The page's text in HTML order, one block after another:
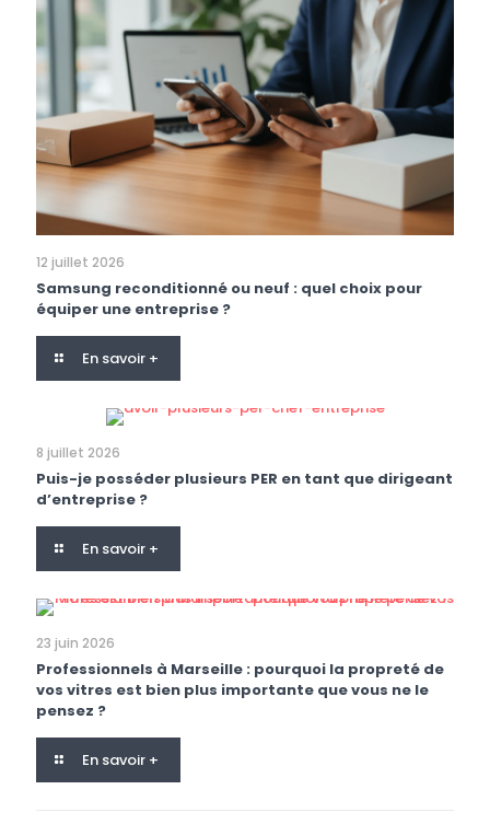
12 juillet 2026
Samsung reconditionné ou neuf : quel choix pour
équiper une entreprise ?
En savoir +
8 juillet 2026
Puis-je posséder plusieurs PER en tant que dirigeant
d’entreprise ?
En savoir +
23 juin 2026
Professionnels à Marseille : pourquoi la propreté de
vos vitres est bien plus importante que vous ne le
pensez ?
En savoir +